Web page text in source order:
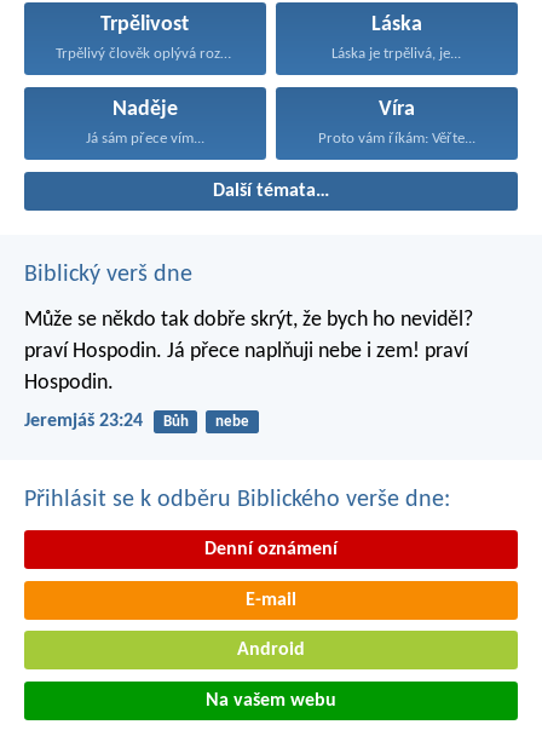
Trpělivost
Trpělivý člověk oplývá rozumností...
Láska
Láska je trpělivá, je...
Naděje
Já sám přece vím...
Víra
Proto vám říkám: Věřte...
Další témata…
Biblický verš dne
Může se někdo tak dobře skrýt, že bych ho neviděl?
praví Hospodin. Já přece naplňuji nebe i zem! praví
Hospodin.
Jeremjáš 23:24 Bůh nebe
Přihlásit se k odběru Biblického verše dne:
Denní oznámení
E-mail
Android
Na vašem webu